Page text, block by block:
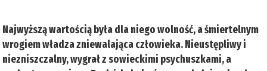
Najwyższą wartością była dla niego wolność, a śmiertelnym
wrogiem władza zniewalająca człowieka. Nieustępliwy i
niezniszczalny, wygrał z sowieckimi psychuszkami, a